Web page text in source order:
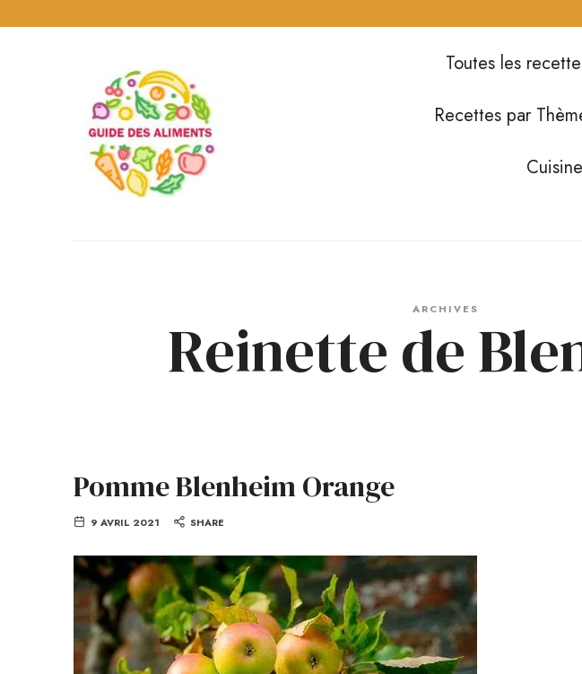
Guide
des
Aliments
Toutes les
Recettes par
ARCHIVES
Reinette de
Pomme Blenheim Orange
9 AVRIL 2021 SHARE